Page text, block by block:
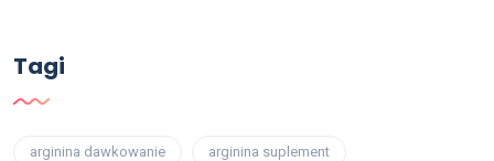
Tagi
arginina dawkowanie arginina suplement